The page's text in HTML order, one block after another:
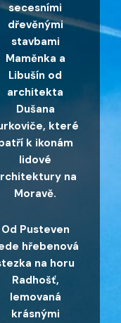
secesními
dřevěnými
stavbami
Maměnka a
Libušín od
architekta
Dušana
které
k ikonám
lidové
na
Moravě.
Od Pusteven
hřebenová
na horu
Radhošť,
lemovaná
krásnými